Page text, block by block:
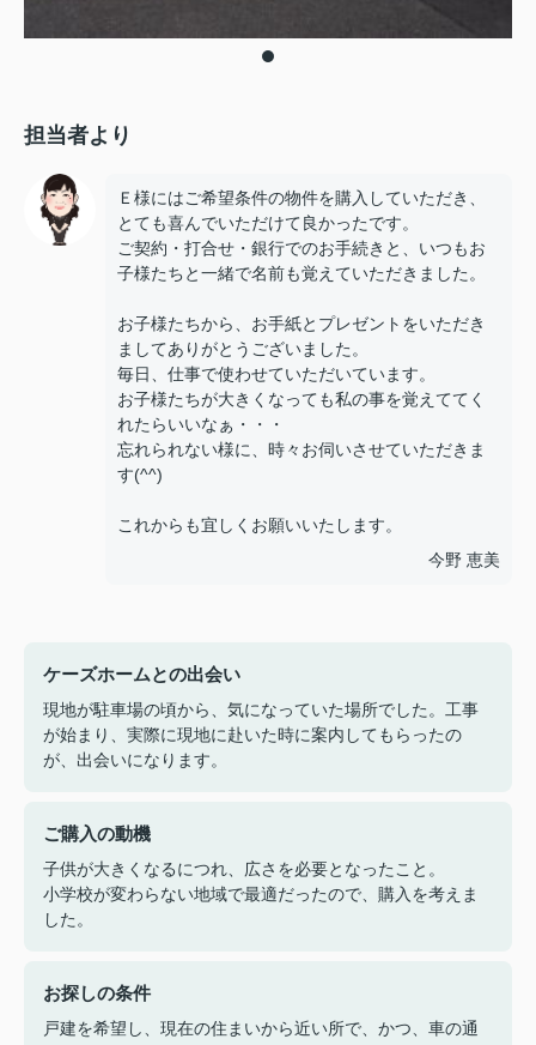
担当者より
Ｅ様にはご希望条件の物件を購入していただき、
とても喜んでいただけて良かったです。
ご契約・打合せ・銀行でのお手続きと、いつもお
子様たちと一緒で名前も覚えていただきました。
お子様たちから、お手紙とプレゼントをいただき
ましてありがとうございました。
毎日、仕事で使わせていただいています。
お子様たちが大きくなっても私の事を覚えててく
れたらいいなぁ・・・
忘れられない様に、時々お伺いさせていただきま
す(^^)
これからも宜しくお願いいたします。
今野 恵美
ケーズホームとの出会い
現地が駐車場の頃から、気になっていた場所でした。工事
が始まり、実際に現地に赴いた時に案内してもらったの
が、出会いになります。
ご購入の動機
子供が大きくなるにつれ、広さを必要となったこと。
小学校が変わらない地域で最適だったので、購入を考えま
した。
お探しの条件
戸建を希望し、現在の住まいから近い所で、かつ、車の通